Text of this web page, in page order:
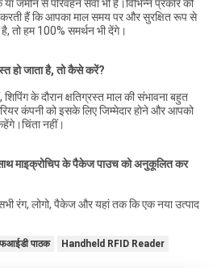
जमीन से परिवहन सेवा भी है।विभिन्न प्रकार की
करती हैं कि आपका माल समय पर और सुरक्षित रूप से
तो हम 100% समर्थन भी देंगे।
हो जाता है, तो कैसे करें?
के दौरान क्षतिग्रस्त माल की संभावना बहुत
कंपनी को इसके लिए जिम्मेदार होने और आपको
नहीं।
माइक्रोचिप के पैकेज पाउच को अनुकूलित कर
रंग, लोगो, पैकेज और यहां तक ​​कि एक नया उत्पाद
पाठक Handheld RFID Reader